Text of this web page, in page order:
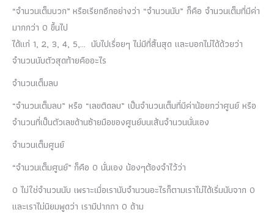
“จำนวนเต็มบวก” หรือเรียกอีกอย่างว่า “จำนวนนับ” ก็คือ จำนวนเต็มที่มีค่า
มากกว่า 0 ขึ้นไป
ได้แก่ 1, 2, 3, 4, 5,… นับไปเรื่อยๆ ไม่มีที่สิ้นสุด และบอกไม่ได้ด้วยว่า
จำนวนนับตัวสุดท้ายคืออะไร
จำนวนเต็มลบ
“จำนวนเต็มลบ” หรือ “เลขติดลบ” เป็นจำนวนเต็มที่มีค่าน้อยกว่าศูนย์ หรือ
จำนวนที่เป็นตัวเลขด้านซ้ายมือของศูนย์บนเส้นจำนวนนั่นเอง
จำนวนเต็มศูนย์
“จำนวนเต็มศูนย์” ก็คือ 0 นั่นเอง น้องๆต้องจำไว้ว่า
0 ไม่ใช่จำนวนนับ เพราะเมื่อเรานับจำนวนอะไรก็ตามเราไม่ได้เริ่มนับจาก 0
และเราไม่นิยมพูดว่า เรามีปากกา 0 ด้าม